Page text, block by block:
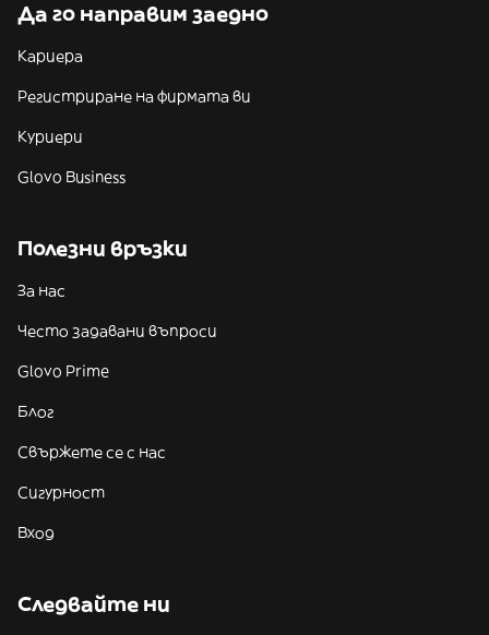
Да го направим заедно
Кариера
Регистриране на фирмата ви
Куриери
Glovo Business
Полезни връзки
За нас
Често задавани въпроси
Glovo Prime
Блог
Свържете се с нас
Сигурност
Вход
Следвайте ни